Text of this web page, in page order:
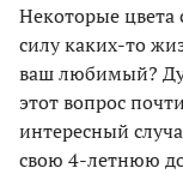
Некоторые цвета
силу каких-то
ваш любимый?
этот вопрос
интересный
свою 4-летнюю